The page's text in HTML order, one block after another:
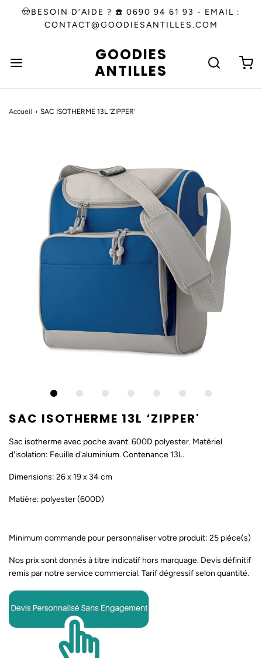
🤠BESOIN D’AIDE ? ☎️ 0690 94 61 93 - EMAIL :
CONTACT@GOODIESANTILLES.COM
GOODIES
ANTILLES
Accueil › SAC ISOTHERME 13L ‘ZIPPER'
SAC ISOTHERME 13L ‘ZIPPER'
Sac isotherme avec poche avant. 600D polyester. Matériel
d'isolation: Feuille d'aluminium. Contenance 13L.
Dimensions: 26 x 19 x 34 cm
Matière: polyester (600D)
Minimum commande pour personnaliser votre produit: 25 pièce(s)
Nos prix sont donnés à titre indicatif hors marquage. Devis définitif
remis par notre service commercial. Tarif dégressif selon quantité.